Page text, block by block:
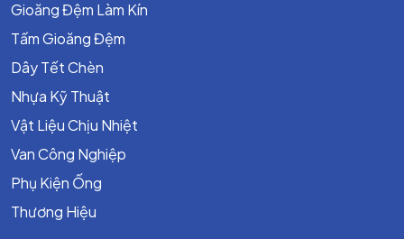
Gioăng Đệm Làm Kín
Tấm Gioăng Đệm
Dây Tết Chèn
Nhựa Kỹ Thuật
Vật Liệu Chịu Nhiệt
Van Công Nghiệp
Phụ Kiện Ống
Thương Hiệu